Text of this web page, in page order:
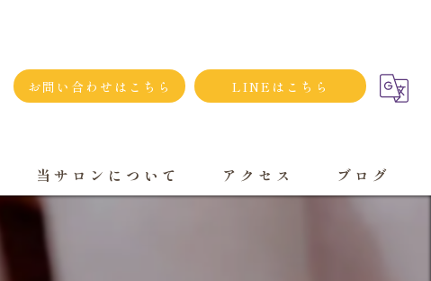
お問い合わせはこちら LINEはこちら
当サロンについて アクセス ブログ